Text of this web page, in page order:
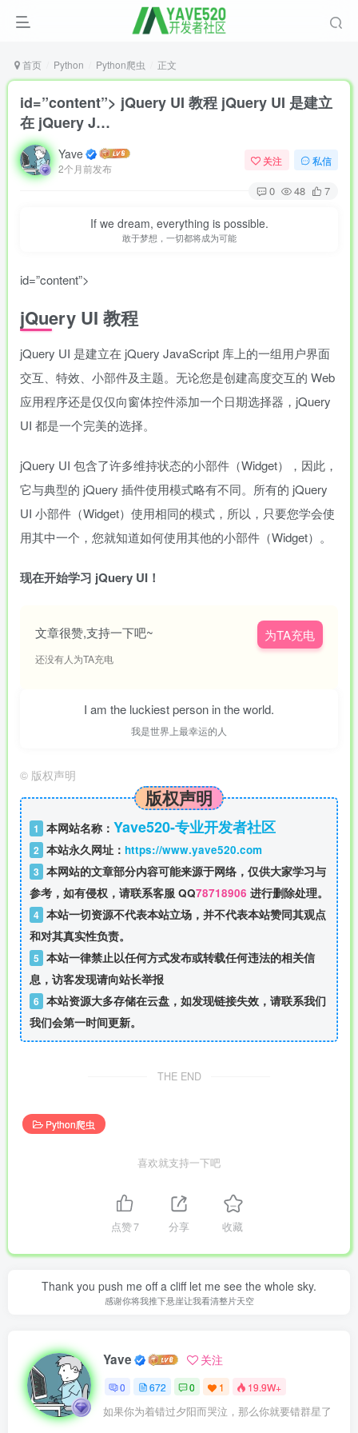
首页 Python Python爬虫 正文
id=”content”> jQuery UI 教程 jQuery UI 是建立
在 jQuery J…
Yave
2个月前发布
关注 私信
0 48 7
If we dream, everything is possible.
敢于梦想，一切都将成为可能
id=”content”>
jQuery UI 教程
jQuery UI 是建立在 jQuery JavaScript 库上的一组用户界面
交互、特效、小部件及主题。无论您是创建高度交互的 Web
应用程序还是仅仅向窗体控件添加一个日期选择器，jQuery
UI 都是一个完美的选择。
jQuery UI 包含了许多维持状态的小部件（Widget），因此，
它与典型的 jQuery 插件使用模式略有不同。所有的 jQuery
UI 小部件（Widget）使用相同的模式，所以，只要您学会使
用其中一个，您就知道如何使用其他的小部件（Widget）。
现在开始学习 jQuery UI！
文章很赞,支持一下吧~
还没有人为TA充电
为TA充电
I am the luckiest person in the world.
我是世界上最幸运的人
© 版权声明
版权声明
1 本网站名称： Yave520-专业开发者社区
2 本站永久网址： https://www.yave520.com
3 本网站的文章部分内容可能来源于网络，仅供大家学习与
参考，如有侵权，请联系客服 QQ78718906 进行删除处理。
4 本站一切资源不代表本站立场，并不代表本站赞同其观点
和对其真实性负责。
5 本站一律禁止以任何方式发布或转载任何违法的相关信
息，访客发现请向站长举报
6 本站资源大多存储在云盘，如发现链接失效，请联系我们
我们会第一时间更新。
THE END
Python爬虫
喜欢就支持一下吧
点赞7 分享 收藏
Thank you push me off a cliff let me see the whole sky.
感谢你将我推下悬崖让我看清整片天空
Yave 关注
0 672 0 1 19.9W+
如果你为着错过夕阳而哭泣，那么你就要错群星了